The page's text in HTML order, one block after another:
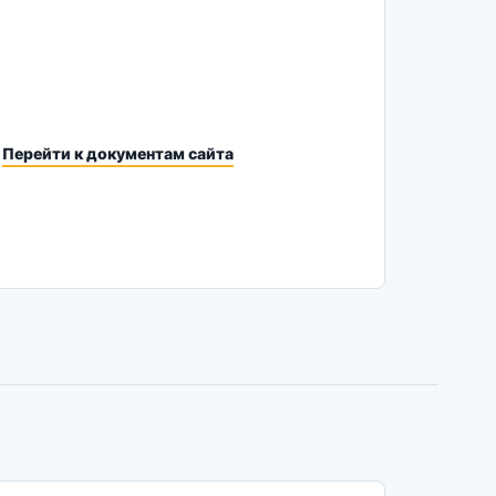
Перейти к документам сайта